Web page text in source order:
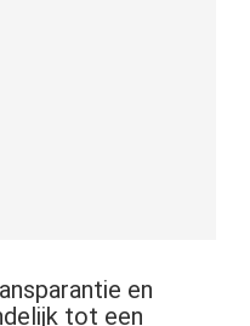
en
tot een